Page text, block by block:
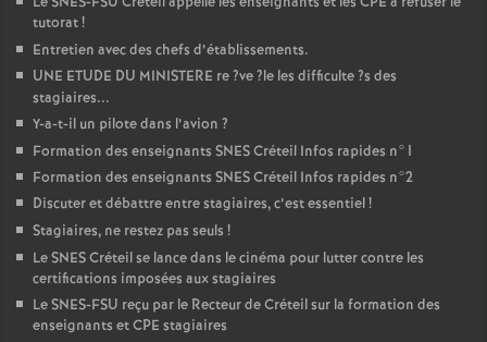
tutorat!
Entretien avec des chefs d’établissements.
UNE ETUDE DU MINISTERE re?ve?le les difficulte?s des
stagiaires...
Y-a-t-il un pilote dans l’avion ?
Formation des enseignants SNESCréteil Infos rapides n°1
Formation des enseignants SNESCréteil Infos rapides n°2
Discuter et débattre entre stagiaires, c’est essentiel!
Stagiaires, ne restez pas seuls !
LeSNESCréteil se lance dans le cinéma pour lutter contre les
certifications imposées aux stagiaires
LeSNES-FSU reçu par le Recteur de Créteil sur la formation des
enseignants etCPE stagiaires